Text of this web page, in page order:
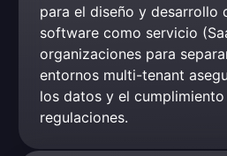
para el diseño y desarrollo
software como servicio
organizaciones para
entornos multi-tenant
los datos y el
regulaciones.